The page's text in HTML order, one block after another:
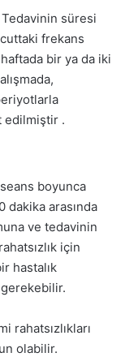
süresi
frekans
bir ya da iki
edilmiştir .
boyunca
dakika arasında
ve tedavinin
için
hastalık
rahatsızlıkları
olabilir.